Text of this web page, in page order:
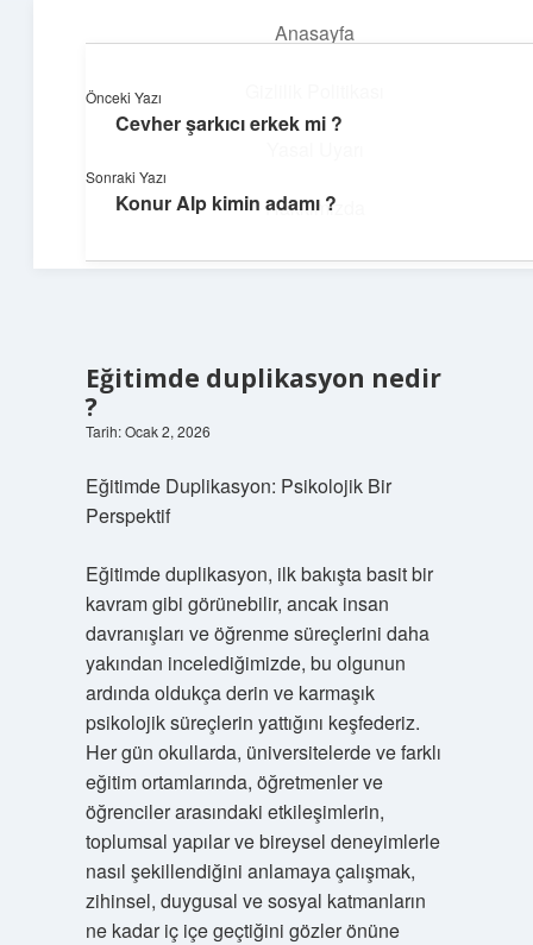
Anasayfa
Hakkımızda
Günlük Notlar
Günlük yaşama tat katan küçük bilgiler.
Eğitimde duplikasyon nedir
?
Tarih: Ocak 2, 2026
Eğitimde Duplikasyon: Psikolojik Bir
Perspektif
Eğitimde duplikasyon, ilk bakışta basit bir
kavram gibi görünebilir, ancak insan
davranışları ve öğrenme süreçlerini daha
yakından incelediğimizde, bu olgunun
ardında oldukça derin ve karmaşık
psikolojik süreçlerin yattığını keşfederiz.
Her gün okullarda, üniversitelerde ve farklı
eğitim ortamlarında, öğretmenler ve
öğrenciler arasındaki etkileşimlerin,
toplumsal yapılar ve bireysel deneyimlerle
nasıl şekillendiğini anlamaya çalışmak,
zihinsel, duygusal ve sosyal katmanların
ne kadar iç içe geçtiğini gözler önüne
Önceki Yazı
Cevher şarkıcı erkek mi ?
Sonraki Yazı
Konur Alp kimin adamı ?